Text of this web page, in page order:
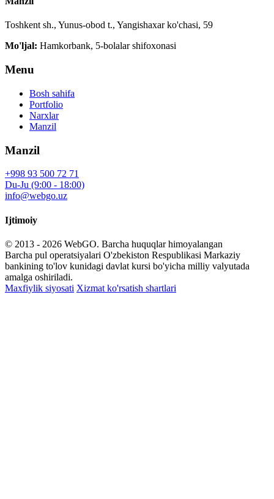
Toshkent sh., Yunus-obod t., Yangishaxar ko'chasi, 59
Mo'ljal: Hamkorbank, 5-bolalar shifoxonasi
Menu
Bosh sahifa
Portfolio
Narxlar
Manzil
Manzil
+998 93 500 72 71
Du-Ju (9:00 - 18:00)
info@webgo.uz
Ijtimoiy
© 2013 - 2026 WebGO. Barcha huquqlar himoyalangan
Barcha pul operatsiyalari O'zbekiston Respublikasi Markaziy
bankining to'lov kunidagi davlat kursi bo'yicha milliy valyutada
amalga oshiriladi.
Maxfiylik siyosati Xizmat ko'rsatish shartlari